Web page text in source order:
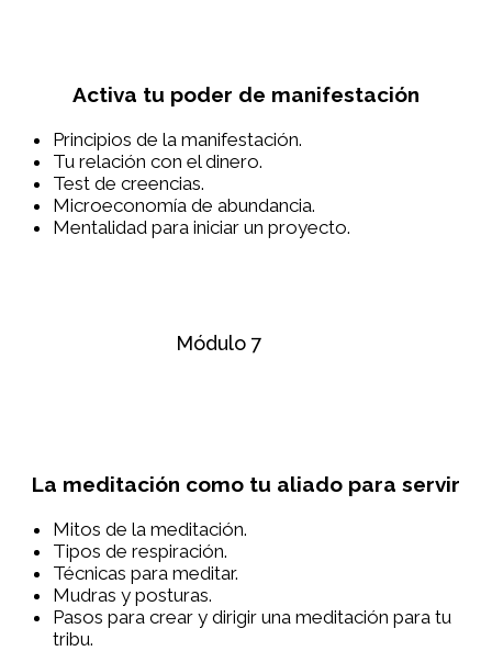
Activa tu poder de manifestación
Principios de la manifestación.
Tu relación con el dinero.
Test de creencias.
Microeconomía de abundancia.
Mentalidad para iniciar un proyecto.
Módulo 7
La meditación como tu aliado para servir
Mitos de la meditación.
Tipos de respiración.
Técnicas para meditar.
Mudras y posturas.
Pasos para crear y dirigir una meditación para tu
tribu.